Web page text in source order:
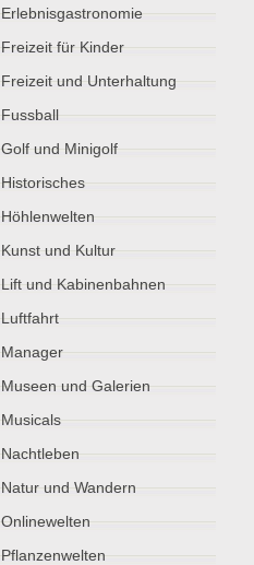
Erlebnisgastronomie
Freizeit für Kinder
Freizeit und Unterhaltung
Fussball
Golf und Minigolf
Historisches
Höhlenwelten
Kunst und Kultur
Lift und Kabinenbahnen
Luftfahrt
Manager
Museen und Galerien
Musicals
Nachtleben
Natur und Wandern
Onlinewelten
Pflanzenwelten